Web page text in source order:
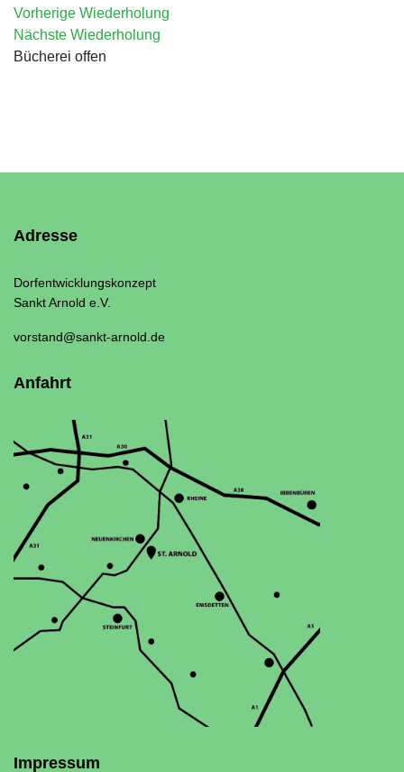
Vorherige Wiederholung
Nächste Wiederholung
Bücherei offen
Adresse
Dorfentwicklungskonzept
Sankt Arnold e.V.
vorstand@sankt-arnold.de
Anfahrt
Impressum